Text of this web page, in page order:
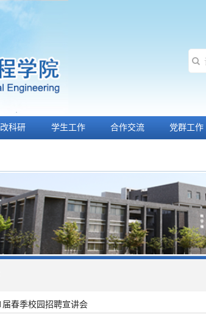
科研 学生工作 合作交流 党群工作
春季校园招聘宣讲会